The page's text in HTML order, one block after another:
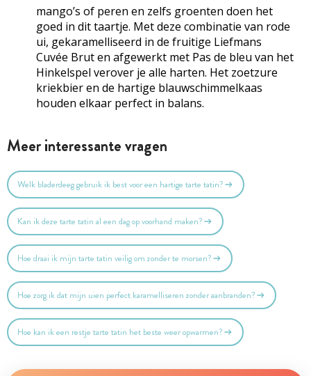
mango’s of peren en zelfs groenten doen het
goed in dit taartje. Met deze combinatie van rode
ui, gekaramelliseerd in de fruitige Liefmans
Cuvée Brut en afgewerkt met Pas de bleu van het
Hinkelspel verover je alle harten. Het zoetzure
kriekbier en de hartige blauwschimmelkaas
houden elkaar perfect in balans.
Meer interessante vragen
Welk bladerdeeg gebruik ik best voor een hartige tarte tatin?
Kan ik deze tarte tatin al een dag op voorhand maken?
Hoe draai ik mijn tarte tatin veilig om zonder te morsen?
Hoe zorg ik dat mijn uien perfect karamelliseren zonder aanbranden?
Hoe kan ik een restje tarte tatin het beste weer opwarmen?